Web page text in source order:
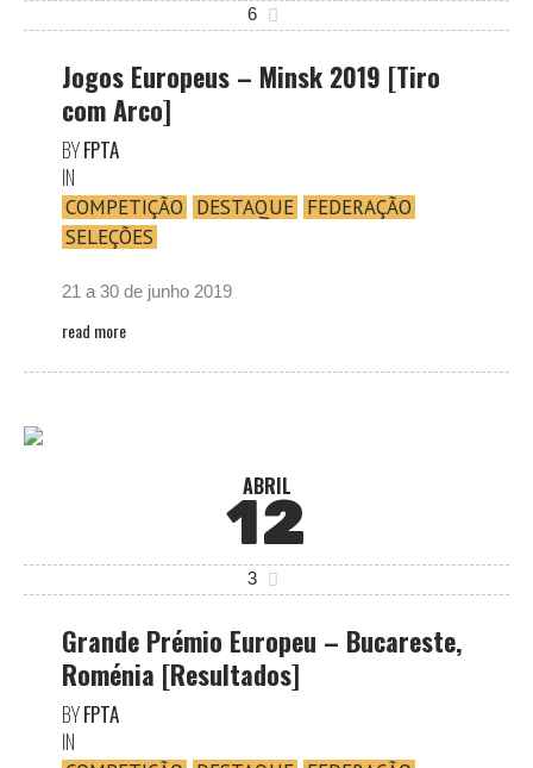
6
Jogos Europeus – Minsk 2019 [Tiro
com Arco]
BYFPTA
IN
COMPETIÇÃO DESTAQUE FEDERAÇÃO
SELEÇÕES
21 a 30 de junho 2019
read more
ABRIL
12
3
Grande Prémio Europeu – Bucareste,
Roménia [Resultados]
BYFPTA
IN